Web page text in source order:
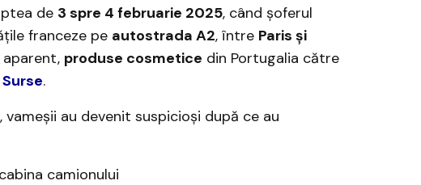
de 3 spre 4 februarie 2025, când șoferul
franceze pe autostrada A2, între Paris și
produse cosmetice din Portugalia către
.
au devenit suspicioși după ce au
camionului